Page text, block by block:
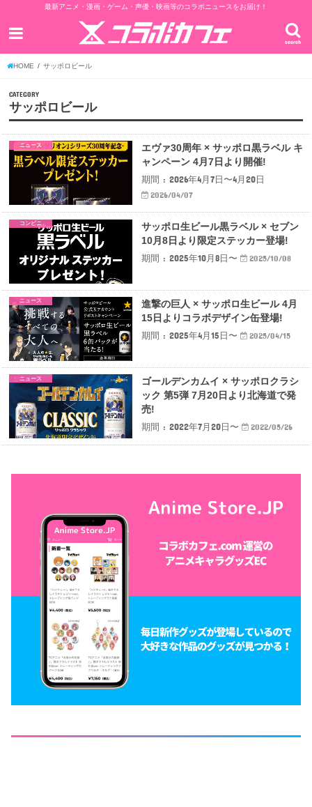
最新アニメ・漫画・ゲーム・声優・映画等のコラボニュースをお届け！
search
HOME サッポロビール
CATEGORY
サッポロビール
ニュース
エヴァ30周年 × サッポロ黒ラベル キ
ャンペーン 4月7日より開催!
期間 : 2026年4月7日〜4月20日
2026/04/07
コンビニ
サッポロ生ビール黒ラベル × セブン
10月8日より限定ステッカー登場!
期間 : 2025年10月8日〜
2025/10/08
ニュース
進撃の巨人 × サッポロ生ビール 4月
15日よりコラボデザイン缶登場!
期間 : 2025年4月15日〜
2025/04/15
ニュース
ゴールデンカムイ × サッポロクラシ
ック 第5弾 7月20日より北海道で発
売!
期間 : 2022年7月20日〜
2022/05/26